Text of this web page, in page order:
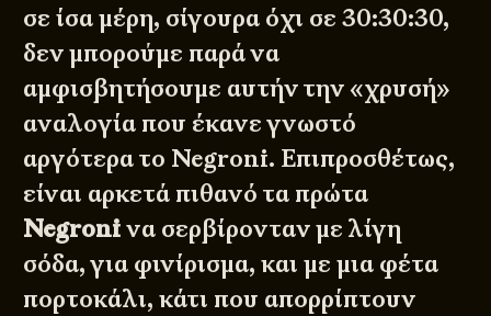
σε ίσα μέρη, σίγουρα όχι σε 30:30:30,
δεν μπορούμε παρά να
αμφισβητήσουμε αυτήν την «χρυσή»
αναλογία που έκανε γνωστό
αργότερα το Negroni. Επιπροσθέτως,
είναι αρκετά πιθανό τα πρώτα
Negroniνα σερβίρονταν με λίγη
σόδα, για φινίρισμα, και με μια φέτα
πορτοκάλι, κάτι που απορρίπτουν